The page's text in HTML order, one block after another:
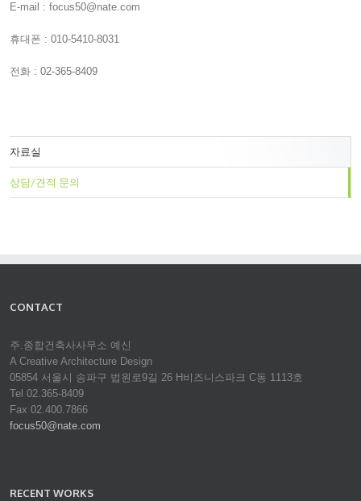
E-mail : focus50@nate.com
휴대폰 : 010-5410-8031
전화 : 02-365-8409
자료실
상담/견적 문의
CONTACT
주.종합건축사사무소 예신
A Creative Architecture Design
05854 서울시 송파구 법원로9길 26 H비즈니스파크 C동 1113호
Tel 02.365-8409
Fax 02.400.7866
focus50@nate.com
RECENT WORKS